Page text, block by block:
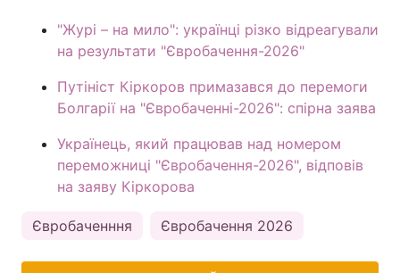
"Журі – на мило": українці різко відреагували
на результати "Євробачення-2026"
Путініст Кіркоров примазався до перемоги
Болгарії на "Євробаченні-2026": спірна заява
Українець, який працював над номером
переможниці "Євробачення-2026", відповів
на заяву Кіркорова
Євробаченння Євробачення 2026